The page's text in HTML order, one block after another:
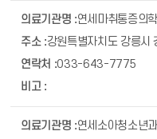
연세마취통증의
강원특별자치도 강릉
033-643-7775
연세소아청소년